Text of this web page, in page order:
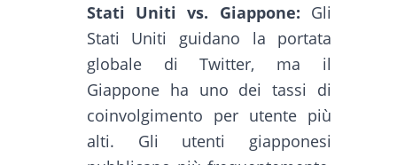
Stati Uniti vs. Giappone: Gli
Stati Uniti guidano la portata
globale di Twitter, ma il
Giappone ha uno dei tassi di
coinvolgimento per utente più
alti. Gli utenti giapponesi